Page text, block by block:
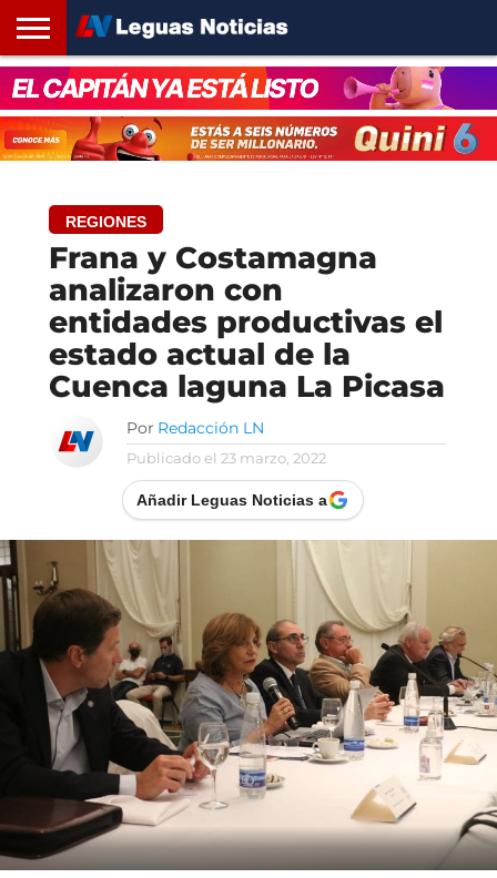
INICIO
SANTA
FE
ROSARIO24
REGIONES
ARGENTINA
OPINIÓN
CONTACTO
REGIONES
Frana y Costamagna
analizaron con
entidades productivas el
estado actual de la
Cuenca laguna La Picasa
Por Redacción LN
Publicado el 23 marzo, 2022
Añadir Leguas Noticias a